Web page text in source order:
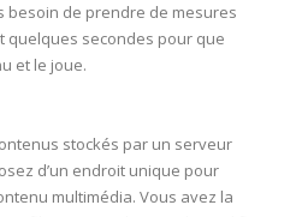
besoin de prendre de mesures
quelques secondes pour que
et le joue.
stockés par un serveur
d’un endroit unique pour
multimédia. Vous avez la